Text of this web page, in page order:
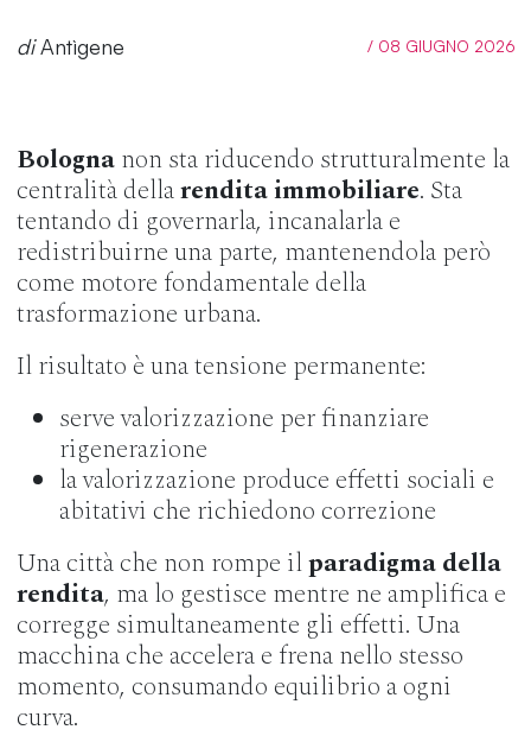
diAntìgene / 08 GIUGNO 2026
Bolognanon sta riducendo strutturalmente la
centralità dellarendita immobiliare. Sta
tentando di governarla, incanalarla e
redistribuirne una parte, mantenendola però
come motore fondamentale della
trasformazione urbana.
Il risultato è una tensione permanente:
serve valorizzazione per finanziare
rigenerazione
la valorizzazione produce effetti sociali e
abitativi che richiedono correzione
Una città che non rompe ilparadigma della
rendita, ma lo gestisce mentre ne amplifica e
corregge simultaneamente gli effetti. Una
macchina che accelera e frena nello stesso
momento, consumando equilibrio a ogni
curva.